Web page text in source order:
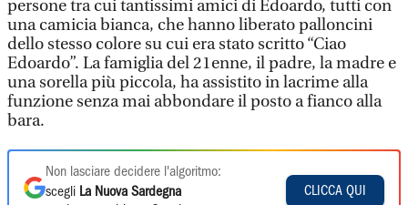
persone tra cui tantissimi amici di Edoardo, tutti con
una camicia bianca, che hanno liberato palloncini
dello stesso colore su cui era stato scritto “Ciao
Edoardo”. La famiglia del 21enne, il padre, la madre e
una sorella più piccola, ha assistito in lacrime alla
funzione senza mai abbondare il posto a fianco alla
bara.
Non lasciare decidere l'algoritmo:
scegli La Nuova Sardegna
CLICCA QUI